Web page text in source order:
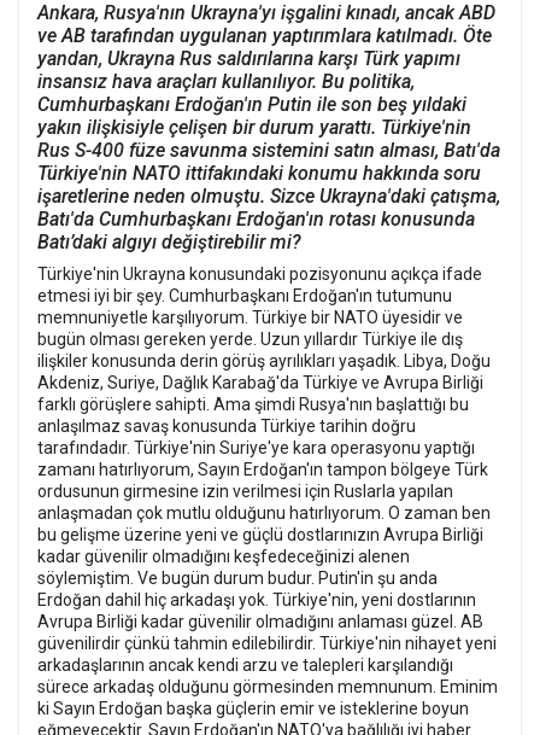
Ankara, Rusya'nın Ukrayna'yı işgalini kınadı, ancak ABD
ve AB tarafından uygulanan yaptırımlara katılmadı. Öte
yandan, Ukrayna Rus saldırılarına karşı Türk yapımı
insansız hava araçları kullanılıyor. Bu politika,
Cumhurbaşkanı Erdoğan'ın Putin ile son beş yıldaki
yakın ilişkisiyle çelişen bir durum yarattı. Türkiye'nin
Rus S-400 füze savunma sistemini satın alması, Batı'da
Türkiye'nin NATO ittifakındaki konumu hakkında soru
işaretlerine neden olmuştu. Sizce Ukrayna'daki çatışma,
Batı'da Cumhurbaşkanı Erdoğan'ın rotası konusunda
Batı’daki algıyı değiştirebilir mi?
Türkiye'nin Ukrayna konusundaki pozisyonunu açıkça ifade
etmesi iyi bir şey. Cumhurbaşkanı Erdoğan'ın tutumunu
memnuniyetle karşılıyorum. Türkiye bir NATO üyesidir ve
bugün olması gereken yerde. Uzun yıllardır Türkiye ile dış
ilişkiler konusunda derin görüş ayrılıkları yaşadık. Libya, Doğu
Akdeniz, Suriye, Dağlık Karabağ'da Türkiye ve Avrupa Birliği
farklı görüşlere sahipti. Ama şimdi Rusya'nın başlattığı bu
anlaşılmaz savaş konusunda Türkiye tarihin doğru
tarafındadır. Türkiye'nin Suriye'ye kara operasyonu yaptığı
zamanı hatırlıyorum, Sayın Erdoğan'ın tampon bölgeye Türk
ordusunun girmesine izin verilmesi için Ruslarla yapılan
anlaşmadan çok mutlu olduğunu hatırlıyorum. O zaman ben
bu gelişme üzerine yeni ve güçlü dostlarınızın Avrupa Birliği
kadar güvenilir olmadığını keşfedeceğinizi alenen
söylemiştim. Ve bugün durum budur. Putin'in şu anda
Erdoğan dahil hiç arkadaşı yok. Türkiye'nin, yeni dostlarının
Avrupa Birliği kadar güvenilir olmadığını anlaması güzel. AB
güvenilirdir çünkü tahmin edilebilirdir. Türkiye'nin nihayet yeni
arkadaşlarının ancak kendi arzu ve talepleri karşılandığı
sürece arkadaş olduğunu görmesinden memnunum. Eminim
ki Sayın Erdoğan başka güçlerin emir ve isteklerine boyun
eğmeyecektir. Sayın Erdoğan'ın NATO'ya bağlılığı iyi haber.